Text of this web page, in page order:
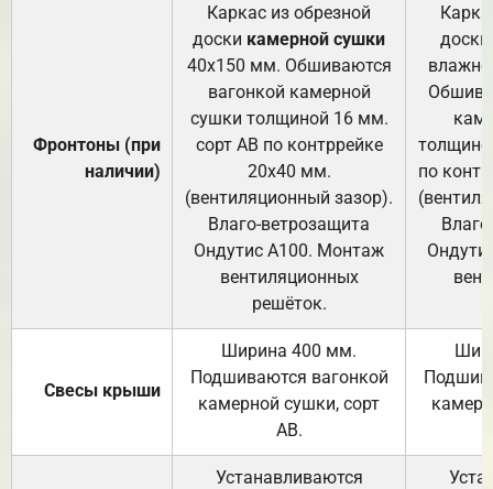
Фронтоны (при
наличии)
Каркас из обрезной
доски камерной сушки
40х150 мм. Обшиваются
вагонкой камерной
сушки толщиной 16 мм.
сорт АВ по контррейке
20х40 мм.
(вентиляционный зазор).
Влаго-ветрозащита
Ондутис А100. Монтаж
вентиляционных
решёток.
доски
по
Свесы крыши
Ширина 400 мм.
Подшиваются вагонкой
камерной сушки, сорт
АВ.
Устанавливаются